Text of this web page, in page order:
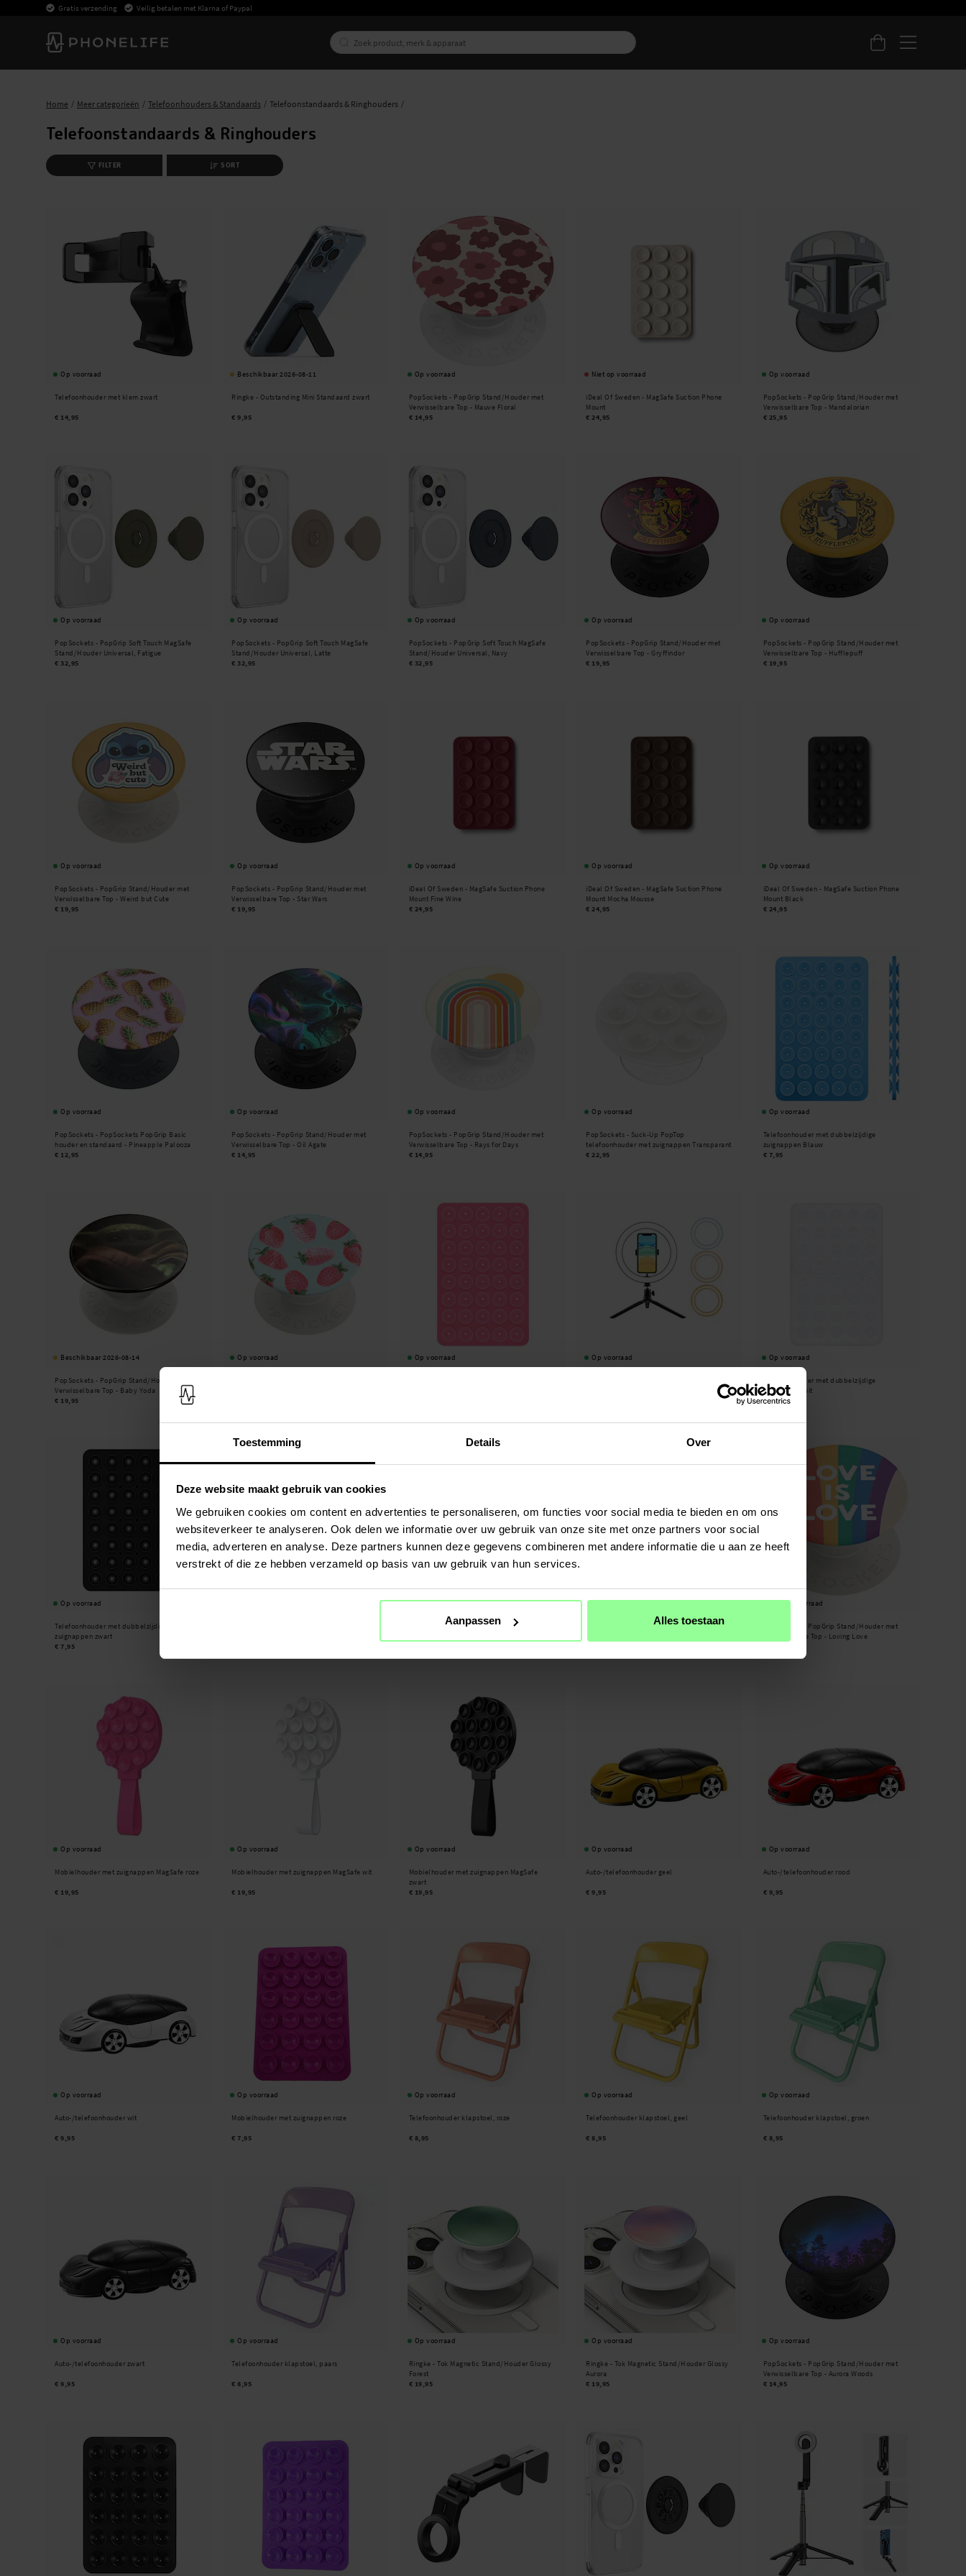
Toestemming Details Over
Deze website maakt gebruik van cookies
We gebruiken cookies om content en advertenties te personaliseren, om functies voor social media te bieden en om ons
websiteverkeer te analyseren. Ook delen we informatie over uw gebruik van onze site met onze partners voor social
media, adverteren en analyse. Deze partners kunnen deze gegevens combineren met andere informatie die u aan ze heeft
verstrekt of die ze hebben verzameld op basis van uw gebruik van hun services.
Aanpassen Alles toestaan
Gratis verzending Veilig betalen met Klarna of Paypal
Home Meer categorieën Telefoonhouders & Standaards Telefoonstandaards & Ringhouders
Telefoonstandaards & Ringhouders
FILTER SORT
Op voorraad
Telefoonhouder met klem zwart
€ 14,95
Beschikbaar 2026-08-11
Ringke - Outstanding Mini Standaard zwart
€ 9,95
Op voorraad
PopSockets - PopGrip Stand/Houder met
Verwisselbare Top - Mauve Floral
€ 14,95
Niet op voorraad
iDeal Of Sweden - MagSafe Suction Phone
Mount
€ 24,95
Op voorraad
PopSockets - PopGrip Stand/Houder met
Verwisselbare Top - Mandalorian
€ 25,95
Op voorraad
PopSockets - PopGrip Soft Touch MagSafe
Stand/Houder Universal, Fatigue
€ 32,95
Op voorraad
PopSockets - PopGrip Soft Touch MagSafe
Stand/Houder Universal, Latte
€ 32,95
Op voorraad
PopSockets - PopGrip Soft Touch MagSafe
Stand/Houder Universal, Navy
€ 32,95
Op voorraad
PopSockets - PopGrip Stand/Houder met
Verwisselbare Top - Gryffindor
€ 19,95
Op voorraad
PopSockets - PopGrip Stand/Houder met
Verwisselbare Top - Hufflepuff
€ 19,95
Op voorraad
PopSockets - PopGrip Stand/Houder met
Verwisselbare Top - Weird but Cute
€ 19,95
Op voorraad
PopSockets - PopGrip Stand/Houder met
Verwisselbare Top - Star Wars
€ 19,95
Op voorraad
iDeal Of Sweden - MagSafe Suction Phone
Mount Fine Wine
€ 24,95
Op voorraad
iDeal Of Sweden - MagSafe Suction Phone
Mount Mocha Mousse
€ 24,95
Op voorraad
iDeal Of Sweden - MagSafe Suction Phone
Mount Black
€ 24,95
Op voorraad
PopSockets - PopSockets PopGrip Basic
houder en standaard - Pineapple Palooza
€ 12,95
Op voorraad
PopSockets - PopGrip Stand/Houder met
Verwisselbare Top - Oil Agate
€ 14,95
Op voorraad
PopSockets - PopGrip Stand/Houder met
Verwisselbare Top - Rays for Days
€ 14,95
Op voorraad
PopSockets - Suck-Up PopTop
telefoonhouder met zuignappen Transparant
€ 22,95
Op voorraad
Telefoonhouder met dubbelzijdige
zuignappen Blauw
€ 7,95
Beschikbaar 2026-08-14
PopSockets - PopGrip Stand/Houder met
Verwisselbare Top - Baby Yoda
€ 19,95
Op voorraad Op voorraad Op voorraad Op voorraad
Telefoonhouder met dubbelzijdige
zuignappen wit
€ 7,95
Op voorraad
Telefoonhouder met dubbelzijdige
zuignappen zwart
€ 7,95
Op voorraad
Outstanding Mini Standaard wit
Op voorraad
Mini statief voor smartphones zwart
Niet op voorraad
PopGrip Stand/Houder met
Verwisselbare Top - Loving Love
Op voorraad
Mobielhouder met zuignappen MagSafe roze
€ 19,95
Op voorraad
Mobielhouder met zuignappen MagSafe wit
€ 19,95
Op voorraad
Mobielhouder met zuignappen MagSafe
zwart
€ 19,95
Op voorraad
Auto-/telefoonhouder geel
€ 9,95
Op voorraad
Auto-/telefoonhouder rood
€ 9,95
Op voorraad
Auto-/telefoonhouder wit
€ 9,95
Op voorraad
Mobielhouder met zuignappen roze
€ 7,95
Op voorraad
Telefoonhouder klapstoel, roze
€ 8,95
Op voorraad
Telefoonhouder klapstoel, geel
€ 8,95
Op voorraad
Telefoonhouder klapstoel, groen
€ 8,95
Op voorraad
Auto-/telefoonhouder zwart
€ 9,95
Op voorraad
Telefoonhouder klapstoel, paars
€ 8,95
Op voorraad
Ringke -Tok Magnetic Stand/Houder Glossy
Forest
€ 19,95
Op voorraad
Ringke - Tok Magnetic Stand/Houder Glossy
Aurora
€ 19,95
Op voorraad
PopSockets - PopGrip Stand/Houder met
Verwisselbare Top - Aurora Woods
€ 14,95